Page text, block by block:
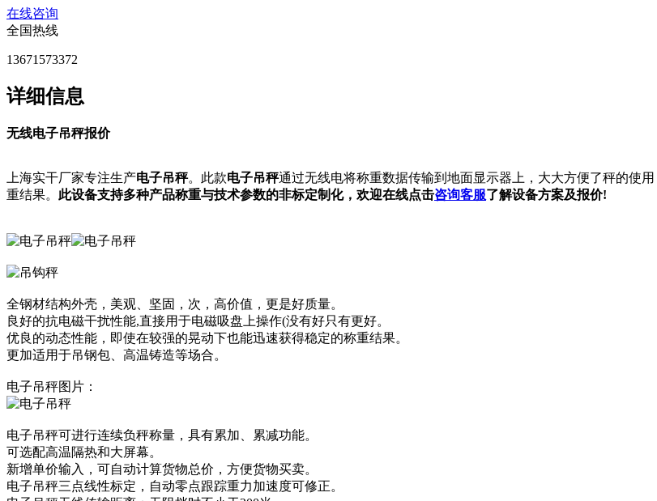
在线咨询
全国热线
13671573372
详细信息
无线电子吊秤报价
上海实干厂家专注生产电子吊秤。此款电子吊秤通过无线电将称重数据传输到地面显示器上，大大方便了秤的使
重结果。 此设备支持多种产品称重与技术参数的非标定制化，欢迎在线点击咨询客服了解设备方案及报价!
全钢材结构外壳，美观、坚固，次，高价值，更是好质量。
良好的抗电磁干扰性能,直接用于电磁吸盘上操作(没有好只有更好。
优良的动态性能，即使在较强的晃动下也能迅速获得稳定的称重结果。
更加适用于吊钢包、高温铸造等场合。
电子吊秤图片：
电子吊秤可进行连续负秤称量，具有累加、累减功能。
可选配高温隔热和大屏幕。
新增单价输入，可自动计算货物总价，方便货物买卖。
电子吊秤三点线性标定，自动零点跟踪重力加速度可修正。